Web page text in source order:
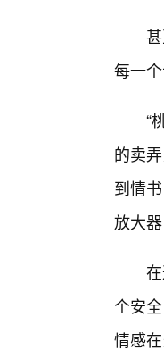
每一
“
的卖
到情
放大
个安
情感